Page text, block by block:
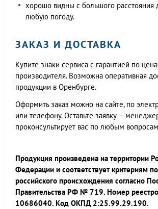
хорошо видны с большого расстояния
любую погоду.
ЗАКАЗ И ДОСТАВКА
Купите знаки сервиса с гарантией по
производителя. Возможна оперативная
продукции в Оренбурге.
Оформить заказ можно на сайте, по
или телефону. Оставьте заявку —
проконсультирует вас по любым
Продукция произведена на территории
Федерации и соответствует критериям
российского происхождения согласно
Правительства РФ № 719. Номер
10686040. Код ОКПД 2:25.99.29.190.